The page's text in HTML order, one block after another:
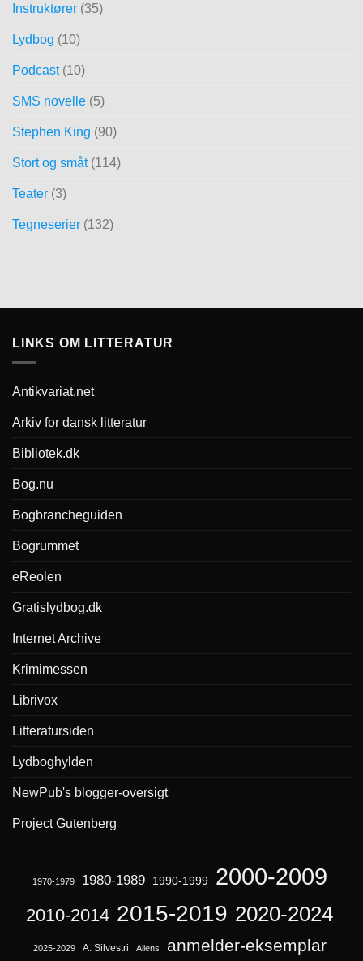
Instruktører (35)
Lydbog (10)
Podcast(10)
SMS novelle (5)
Stephen King (90)
Stort og småt(114)
Teater (3)
Tegneserier (132)
LINKS OM LITTERATUR
Antikvariat.net
Arkiv for dansk litteratur
Bibliotek.dk
Bog.nu
Bogbrancheguiden
Bogrummet
eReolen
Gratislydbog.dk
Internet Archive
Krimimessen
Librivox
Litteratursiden
Lydboghylden
NewPub's blogger-oversigt
Project Gutenberg
1970-1979 1980-1989 1990-1999 2000-2009
2010-2014 2015-2019 2020-2024
2025-2029 A. Silvestri Aliens anmelder-eksemplar